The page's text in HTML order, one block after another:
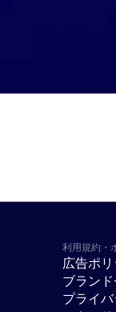
利用規約・
広告ポ
ブラン
プライ